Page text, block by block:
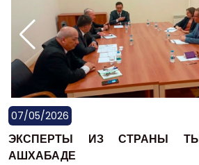
07/05/2026
ЭКСПЕРТЫ ИЗ СТРАНЫ
АШХАБАДЕ